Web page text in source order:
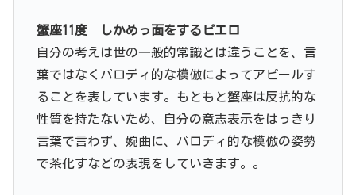
蟹座11度 しかめっ面をするピエロ
自分の考えは世の一般的常識とは違うことを、言
葉ではなくパロディ的な模倣によってアピールす
ることを表しています。もともと蟹座は反抗的な
性質を持たないため、自分の意志表示をはっきり
言葉で言わず、婉曲に、パロディ的な模倣の姿勢
で茶化すなどの表現をしていきます。。